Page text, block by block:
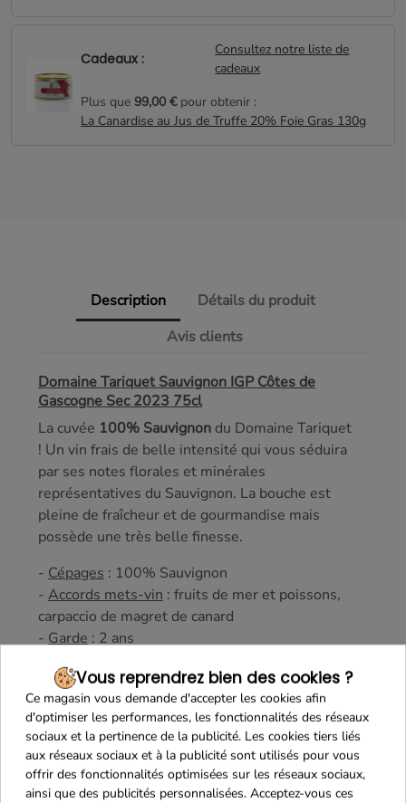
Cadeaux :
Consultez notre liste de
cadeaux
Plus que 99,00 €pour obtenir :
La Canardise au Jus de Truffe 20% Foie Gras 130g
Description
Détails du produit
Avis clients
Domaine Tariquet Sauvignon IGP Côtes de
Gascogne Sec 2023 75cl
La cuvée 100% Sauvignon du Domaine Tariquet
! Un vin frais de belle intensité qui vous séduira
par ses notes florales et minérales
représentatives du Sauvignon. La bouche est
pleine de fraîcheur et de gourmandise mais
possède une très belle finesse.
- Cépages : 100% Sauvignon
- Accords mets-vin : fruits de mer et poissons,
carpaccio de magret de canard
- Garde : 2 ans
Vous reprendrez bien des cookies ?
Ce magasin vous demande d'accepter les cookies afin
d'optimiser les performances, les fonctionnalités des réseaux
sociaux et la pertinence de la publicité. Les cookies tiers liés
aux réseaux sociaux et à la publicité sont utilisés pour vous
offrir des fonctionnalités optimisées sur les réseaux sociaux,
ainsi que des publicités personnalisées. Acceptez-vous ces